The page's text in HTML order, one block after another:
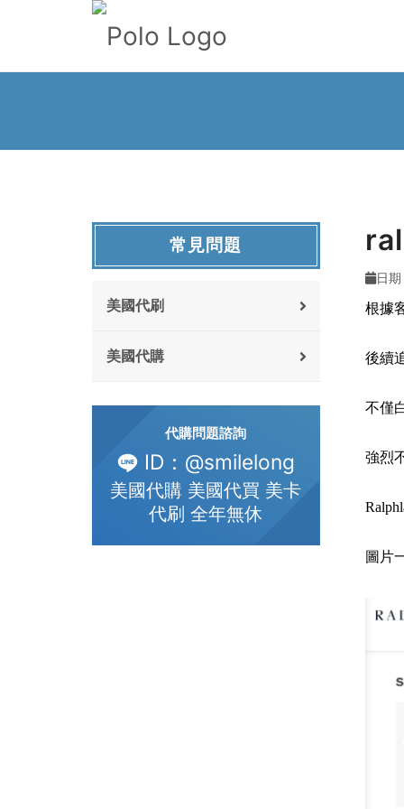
日
根據
後續
不僅
強烈
圖片
常見問題
美國代刷
美國代購
代購問題諮詢
ID：@smilelong
美國代購 美國代買 美卡
代刷 全年無休